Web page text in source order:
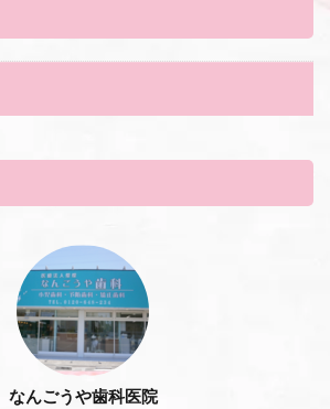
なんごうや歯科医院